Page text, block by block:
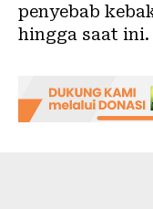
penyebab
hingga saat ini.